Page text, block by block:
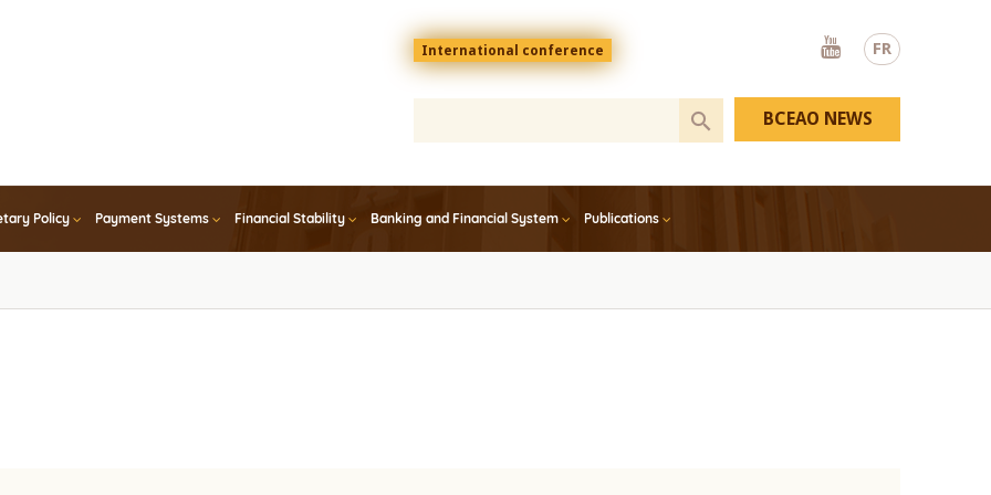
FR
Menu
top
En
International conference
Youtube
Policy Payment Systems Financial Stability Banking and Financial System Publications
BCEAO NEWS